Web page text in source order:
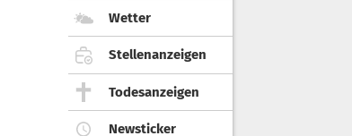
Wetter
Stellenanzeigen
Todesanzeigen
Newsticker